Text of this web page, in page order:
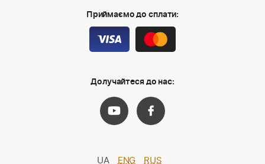
Приймаємо до сплати:
Долучайтеся до нас:
UA ENG RUS